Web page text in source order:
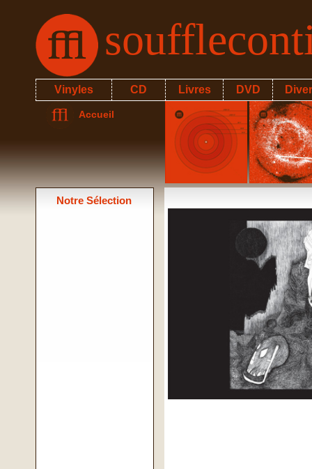
Vinyles CD Livres DVD
Accueil
Notre Sélection